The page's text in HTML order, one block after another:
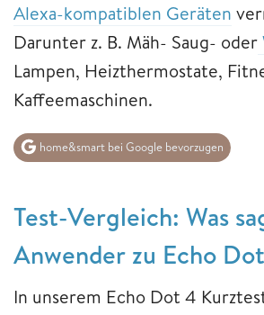
Alexa-kompatiblen Geräten
Darunter z. B. Mäh- Saug- oder
Lampen, Heizthermostate,
Kaffeemaschinen.
home&smart bei Google bevorzugen
Test-Vergleich: Was
Anwender zu Echo
In unserem Echo Dot 4